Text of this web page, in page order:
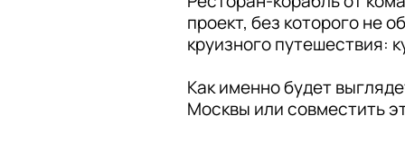
проект, без которого не
круизного путешествия:
Как именно будет
Москвы или совместить